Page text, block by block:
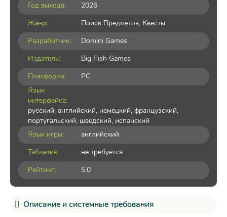
Год выхода:
2026
Жанр:
Поиск Предметов, Квесты
Разработчик:
Domini Games
Издатель:
Big Fish Games
Платформа:
PC
Язык
интерфейса:
русский, английский, немецкий, французский,
португальский, шведский, испанский
Язык игры:
английский
Таблетка:
не требуется
Рейтинг:
5.0
Описание и системные требования